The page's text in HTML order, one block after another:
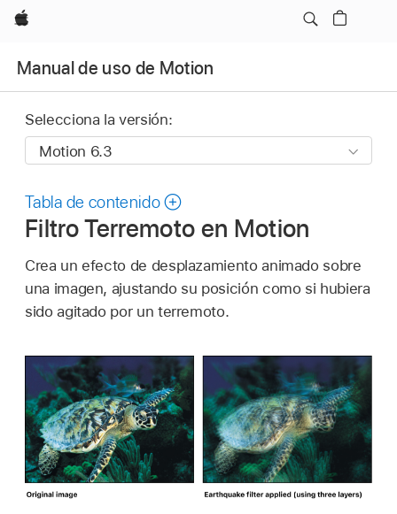
Apple
Manual de uso de Motion
Selecciona la versión:
Tabla de contenido
Filtro Terremoto en Motion
Crea un efecto de desplazamiento animado sobre
una imagen, ajustando su posición como si hubiera
sido agitado por un terremoto.